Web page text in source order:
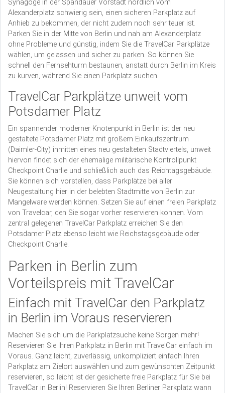
Synagoge in der Spandauer Vorstadt nördlich vom
Alexanderplatz schwierig sein, einen sicheren Parkplatz auf
Anhieb zu bekommen, der nicht zudem noch sehr teuer ist.
Parken Sie in der Mitte von Berlin und nah am Alexanderplatz
ohne Probleme und günstig, indem Sie die TravelCar Parkplätze
wählen, um gelassen und sicher zu parken. So können Sie
schnell den Fernsehturm bestaunen, anstatt durch Berlin im Kreis
zu kurven, während Sie einen Parkplatz suchen.
TravelCar Parkplätze unweit vom
Potsdamer Platz
Ein spannender moderner Knotenpunkt in Berlin ist der neu
gestaltete Potsdamer Platz mit großem Einkaufszentrum
(Daimler-City) inmitten eines neu gestalteten Stadtviertels, unweit
hiervon findet sich der ehemalige militärische Kontrollpunkt
Checkpoint Charlie und schließlich auch das Reichtagsgebäude.
Sie können sich vorstellen, dass Parkplätze bei aller
Neugestaltung hier in der belebten Stadtmitte von Berlin zur
Mangelware werden können. Setzen Sie auf einen freien Parkplatz
von Travelcar, den Sie sogar vorher reservieren können. Vom
zentral gelegenen TravelCar Parkplatz erreichen Sie den
Potsdamer Platz ebenso leicht wie Reichstagsgebäude oder
Checkpoint Charlie.
Parken in Berlin zum
Vorteilspreis mit TravelCar
Einfach mit TravelCar den Parkplatz
in Berlin im Voraus reservieren
Machen Sie sich um die Parkplatzsuche keine Sorgen mehr!
Reservieren Sie Ihren Parkplatz in Berlin mit TravelCar einfach im
Voraus. Ganz leicht, zuverlässig, unkompliziert einfach Ihren
Parkplatz am Zielort auswählen und zum gewünschten Zeitpunkt
reservieren, so leicht ist der gesicherte freie Parkplatz für Sie bei
TravelCar in Berlin! Reservieren Sie Ihren Berliner Parkplatz wann